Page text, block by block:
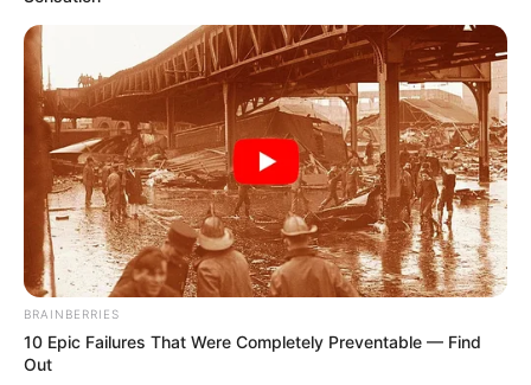
ΔΗΜΟΦΙΛΗ ΑΡΘΡΑ
BRAINBERRIES
10 Epic Failures That Were Completely Preventable — Find
Out